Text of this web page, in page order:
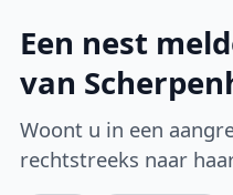
Een nest
van
Woont u in een
rechtstreeks naar